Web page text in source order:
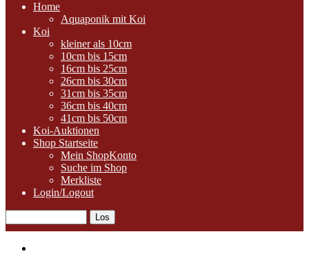
Home
Aquaponik mit Koi
Koi
kleiner als 10cm
10cm bis 15cm
16cm bis 25cm
26cm bis 30cm
31cm bis 35cm
36cm bis 40cm
41cm bis 50cm
Koi-Auktionen
Shop Startseite
Mein ShopKonto
Suche im Shop
Merkliste
Login/Logout